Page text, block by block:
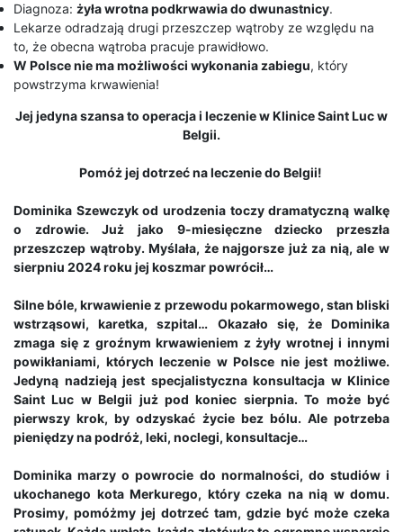
Diagnoza: żyła wrotna podkrwawia do dwunastnicy.
Lekarze odradzają drugi przeszczep wątroby ze względu na
to, że obecna wątroba pracuje prawidłowo.
W Polsce nie ma możliwości wykonania zabiegu, który
powstrzyma krwawienia!
Jej jedyna szansa to operacja i leczenie w Klinice Saint Luc w
Belgii.
Pomóż jej dotrzeć na leczenie do Belgii!
Dominika Szewczyk od urodzenia toczy dramatyczną walkę
o zdrowie. Już jako 9-miesięczne dziecko przeszła
przeszczep wątroby. Myślała, że najgorsze już za nią, ale w
sierpniu 2024 roku jej koszmar powrócił…
Silne bóle, krwawienie z przewodu pokarmowego, stan bliski
wstrząsowi, karetka, szpital… Okazało się, że Dominika
zmaga się z groźnym krwawieniem z żyły wrotnej i innymi
powikłaniami, których leczenie w Polsce nie jest możliwe.
Jedyną nadzieją jest specjalistyczna konsultacja w Klinice
Saint Luc w Belgii już pod koniec sierpnia. To może być
pierwszy krok, by odzyskać życie bez bólu. Ale potrzeba
pieniędzy na podróż, leki, noclegi, konsultacje…
Dominika marzy o powrocie do normalności, do studiów i
ukochanego kota Merkurego, który czeka na nią w domu.
Prosimy, pomóżmy jej dotrzeć tam, gdzie być może czeka